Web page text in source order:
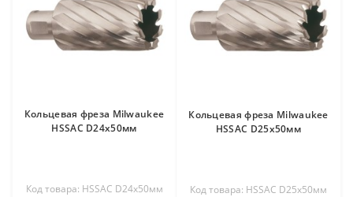
Кольцевая фреза Milwaukee
HSSAC D24х50мм
Код товара: HSSAC D24х50мм
Кольцевая фреза Milwaukee
HSSAC D25х50мм
Код товара: HSSAC D25х50мм